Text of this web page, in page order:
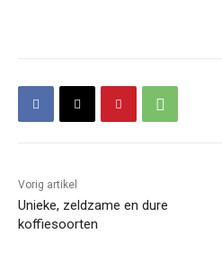
Vorig artikel
Unieke, zeldzame en dure
koffiesoorten